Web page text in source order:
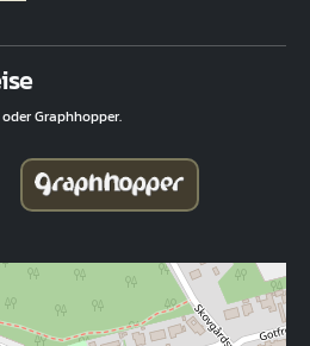
Graphhopper.